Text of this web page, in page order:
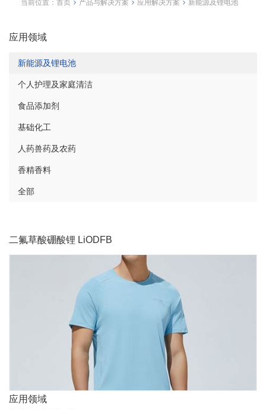
当前位置： 首页 产品与解决方案 应用解决方案 新能源及锂电池
应用领域
新能源及锂电池
个人护理及家庭清洁
食品添加剂
基础化工
人药兽药及农药
香精香料
全部
二氟草酸硼酸锂 LiODFB
应用领域